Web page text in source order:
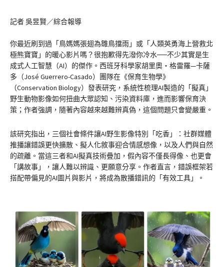
記者 吳昱賢／綜合報導
你最近刷到過「鳥媽媽張翅為雛鳥擋雨」或「人類英勇海上營救北
極熊寶寶」的暖心影片嗎？很抱歉得先潑你冷水──不少其實是生
成式人工智慧（AI）的傑作。西班牙科學家胡里奧・格雷羅—卡薩
多（José Guerrero-Casado）團隊在《保育生物學》
（Conservation Biology）發表研究，系統性梳理AI製造的「擬真」
野生動物影像如何扭曲大眾認知、污染資料庫，進而影響保育決
策；作者強調，隨著內容越來越難辨真偽，這個問題只會變嚴重。
該研究指出，三個社會條件讓AI野生影像特別「吃香」：社群媒體
推播讓錯誤更快擴散、擬人化敘事迎合情感想像，以及人們與自然
的疏離。當這三者和AI擬真技術疊加，假內容不僅長得像、也更會
「講故事」，讓人難以辨識、更願意分享。作者直言，錯誤框架若
搭配帶偏見的AI圖片與影片，將成為散播錯訊的「有效工具」。